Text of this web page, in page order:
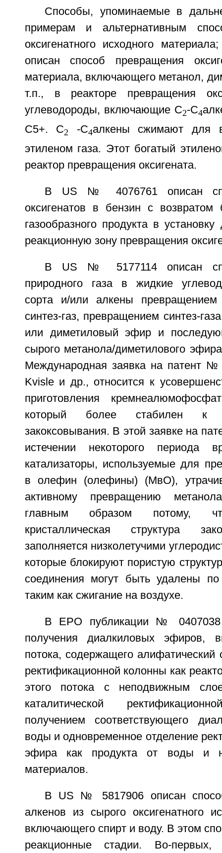
Способы, упоминаемые в
примерам и альтернативным
оксигенатного исходного
описан способ превращения
материала, включающего метанол,
т.п., в реакторе превращения
углеводороды, включающие С2-С4
С5+. С2 -С4алкены сжимают для
этиленом газа. Этот богатый
реактор превращения оксигената.
В US № 4076761 описан
оксигенатов в бензин с возвратом
газообразного продукта в
реакционную зону превращения
В US № 5177114 описан
природного газа в жидкие
сорта и/или алкены превращением
синтез-газ, превращением синтез-
или диметиловый эфир и
сырого метанола/диметилового
Международная заявка на патент №
Kvisle и др., относится к
приготовления
который более стабилен к
закоксовывания. В этой заявке на
истечении некоторого периода
катализаторы, используемые для
в олефин (олефины) (МвО),
активному превращению
главным образом потому,
кристаллическая структура
заполняется низколетучими
которые блокируют пористую
соединения могут быть удалены
таким как сжигание на воздухе.
В ЕРО публикации № 0407038
получения диалкиловых эфиров,
потока, содержащего алифатический
ректификационной колонны как
этого потока с неподвижным
каталитической
получением соответствующего
воды и одновременное отделение
эфира как продукта от воды и
материалов.
В US № 5817906 описан
алкенов из сырого оксигенатного
включающего спирт и воду. В этом
реакционные стадии. Во-первых,